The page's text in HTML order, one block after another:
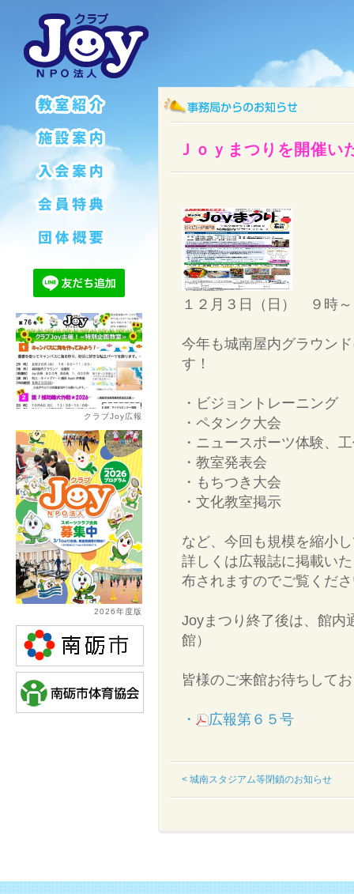
Ｊｏｙまつりを開催い
１２月３日（日） ９時
今年も城南屋内グラウン
す！
・ビジョントレーニング
・ペタンク大会
・ニュースポーツ体験、
・教室発表会
・もちつき大会
・文化教室掲示
など、今回も規模を縮小
詳しくは広報誌に掲載い
布されますのでご覧くだ
Joyまつり終了後は、館内
館）
皆様のご来館お待ちして
・ 広報第６５号
< 城南スタジアム等閉鎖のお知らせ
クラブJoy広報
2026年度版